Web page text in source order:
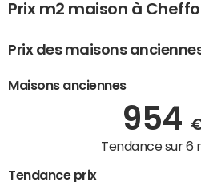
Prix m2 maison à
Prix des maisons
Maisons anciennes
954
Tendance sur 6
Tendance prix